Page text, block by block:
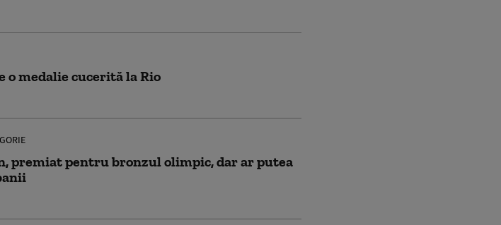
o medalie cucerită la Rio
premiat pentru bronzul olimpic, dar ar putea